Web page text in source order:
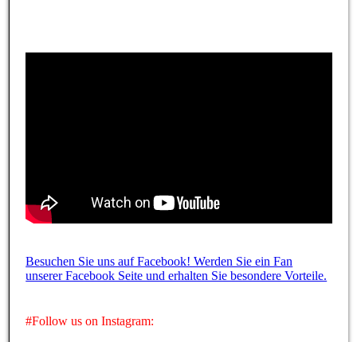
Besuchen Sie uns auf Facebook! Werden Sie ein Fan
unserer Facebook Seite und erhalten Sie besondere Vorteile.
#Follow us on Instagram: